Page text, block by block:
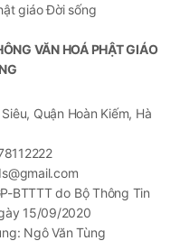
giáo Đời sống
VĂN HOÁ PHẬT GIÁO
Quận Hoàn Kiếm, Hà
BTTTT do Bộ Thông Tin
15/09/2020
Ngô Văn Tùng